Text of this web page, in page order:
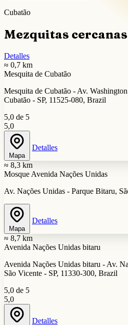
Cubatão
Mezquitas cercanas
Detalles
≈ 0,7 km
Mesquita de Cubatão
Mesquita de Cubatão - Av.
Cubatão - SP, 11525-080, Brazil
5,0 de 5
5,0
Mapa
Detalles
≈ 8,3 km
Mosque Avenida Nações Unidas
Av. Nações Unidas - Parque Bitaru,
Mapa
Detalles
≈ 8,7 km
Avenida Nações Unidas bitaru
Avenida Nações Unidas bitaru - Av.
São Vicente - SP, 11330-300, Brazil
5,0 de 5
5,0
Detalles